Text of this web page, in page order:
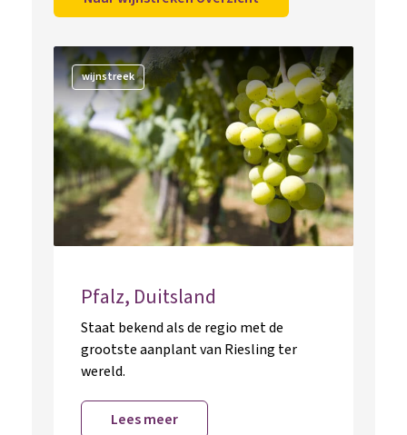
wijnstreek
Pfalz, Duitsland
Staat bekend als de regio met de
grootste aanplant van Riesling ter
wereld.
Lees meer